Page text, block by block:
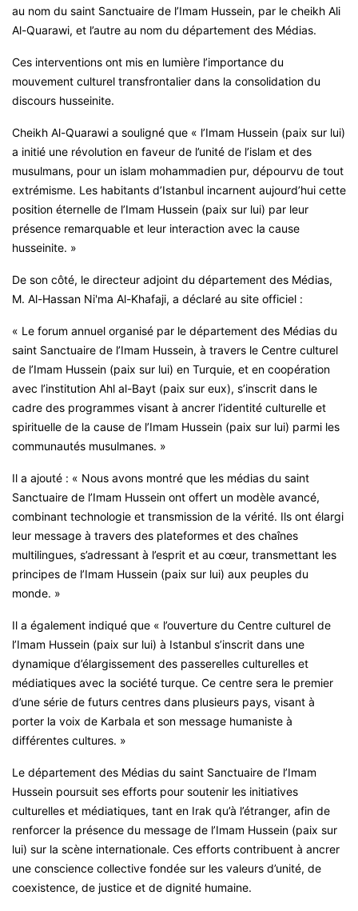
au nom du saint Sanctuaire de l’Imam Hussein, par le cheikh Ali
Al-Quarawi, et l’autre au nom du département des Médias.
Ces interventions ont mis en lumière l’importance du
mouvement culturel transfrontalier dans la consolidation du
discours husseinite.
Cheikh Al-Quarawi a souligné que « l’Imam Hussein (paix sur lui)
a initié une révolution en faveur de l’unité de l’islam et des
musulmans, pour un islam mohammadien pur, dépourvu de tout
extrémisme. Les habitants d’Istanbul incarnent aujourd’hui cette
position éternelle de l’Imam Hussein (paix sur lui) par leur
présence remarquable et leur interaction avec la cause
husseinite. »
De son côté, le directeur adjoint du département des Médias,
M. Al-Hassan Ni'ma Al-Khafaji, a déclaré au site officiel :
« Le forum annuel organisé par le département des Médias du
saint Sanctuaire de l’Imam Hussein, à travers le Centre culturel
de l’Imam Hussein (paix sur lui) en Turquie, et en coopération
avec l’institution Ahl al-Bayt (paix sur eux), s’inscrit dans le
cadre des programmes visant à ancrer l’identité culturelle et
spirituelle de la cause de l’Imam Hussein (paix sur lui) parmi les
communautés musulmanes. »
Il a ajouté : « Nous avons montré que les médias du saint
Sanctuaire de l’Imam Hussein ont offert un modèle avancé,
combinant technologie et transmission de la vérité. Ils ont élargi
leur message à travers des plateformes et des chaînes
multilingues, s’adressant à l’esprit et au cœur, transmettant les
principes de l’Imam Hussein (paix sur lui) aux peuples du
monde. »
Il a également indiqué que « l’ouverture du Centre culturel de
l’Imam Hussein (paix sur lui) à Istanbul s’inscrit dans une
dynamique d’élargissement des passerelles culturelles et
médiatiques avec la société turque. Ce centre sera le premier
d’une série de futurs centres dans plusieurs pays, visant à
porter la voix de Karbala et son message humaniste à
différentes cultures. »
Le département des Médias du saint Sanctuaire de l’Imam
Hussein poursuit ses efforts pour soutenir les initiatives
culturelles et médiatiques, tant en Irak qu’à l’étranger, afin de
renforcer la présence du message de l’Imam Hussein (paix sur
lui) sur la scène internationale. Ces efforts contribuent à ancrer
une conscience collective fondée sur les valeurs d’unité, de
coexistence, de justice et de dignité humaine.